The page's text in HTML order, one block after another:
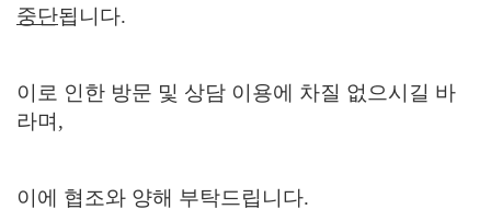
중단됩니다.
이로 인한 방문 및 상담 이용에 차질 없으시길 바
라며,
이에 협조와 양해 부탁드립니다.